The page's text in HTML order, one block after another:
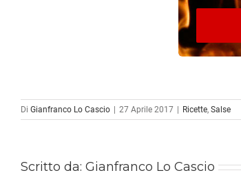
Di Gianfranco Lo Cascio | 27 Aprile 2017 | Ricette, Salse
Scritto da: Gianfranco Lo Cascio